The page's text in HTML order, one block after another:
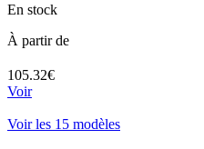
En stock
À partir de
105.32€
Voir
Voir les 15 modèles